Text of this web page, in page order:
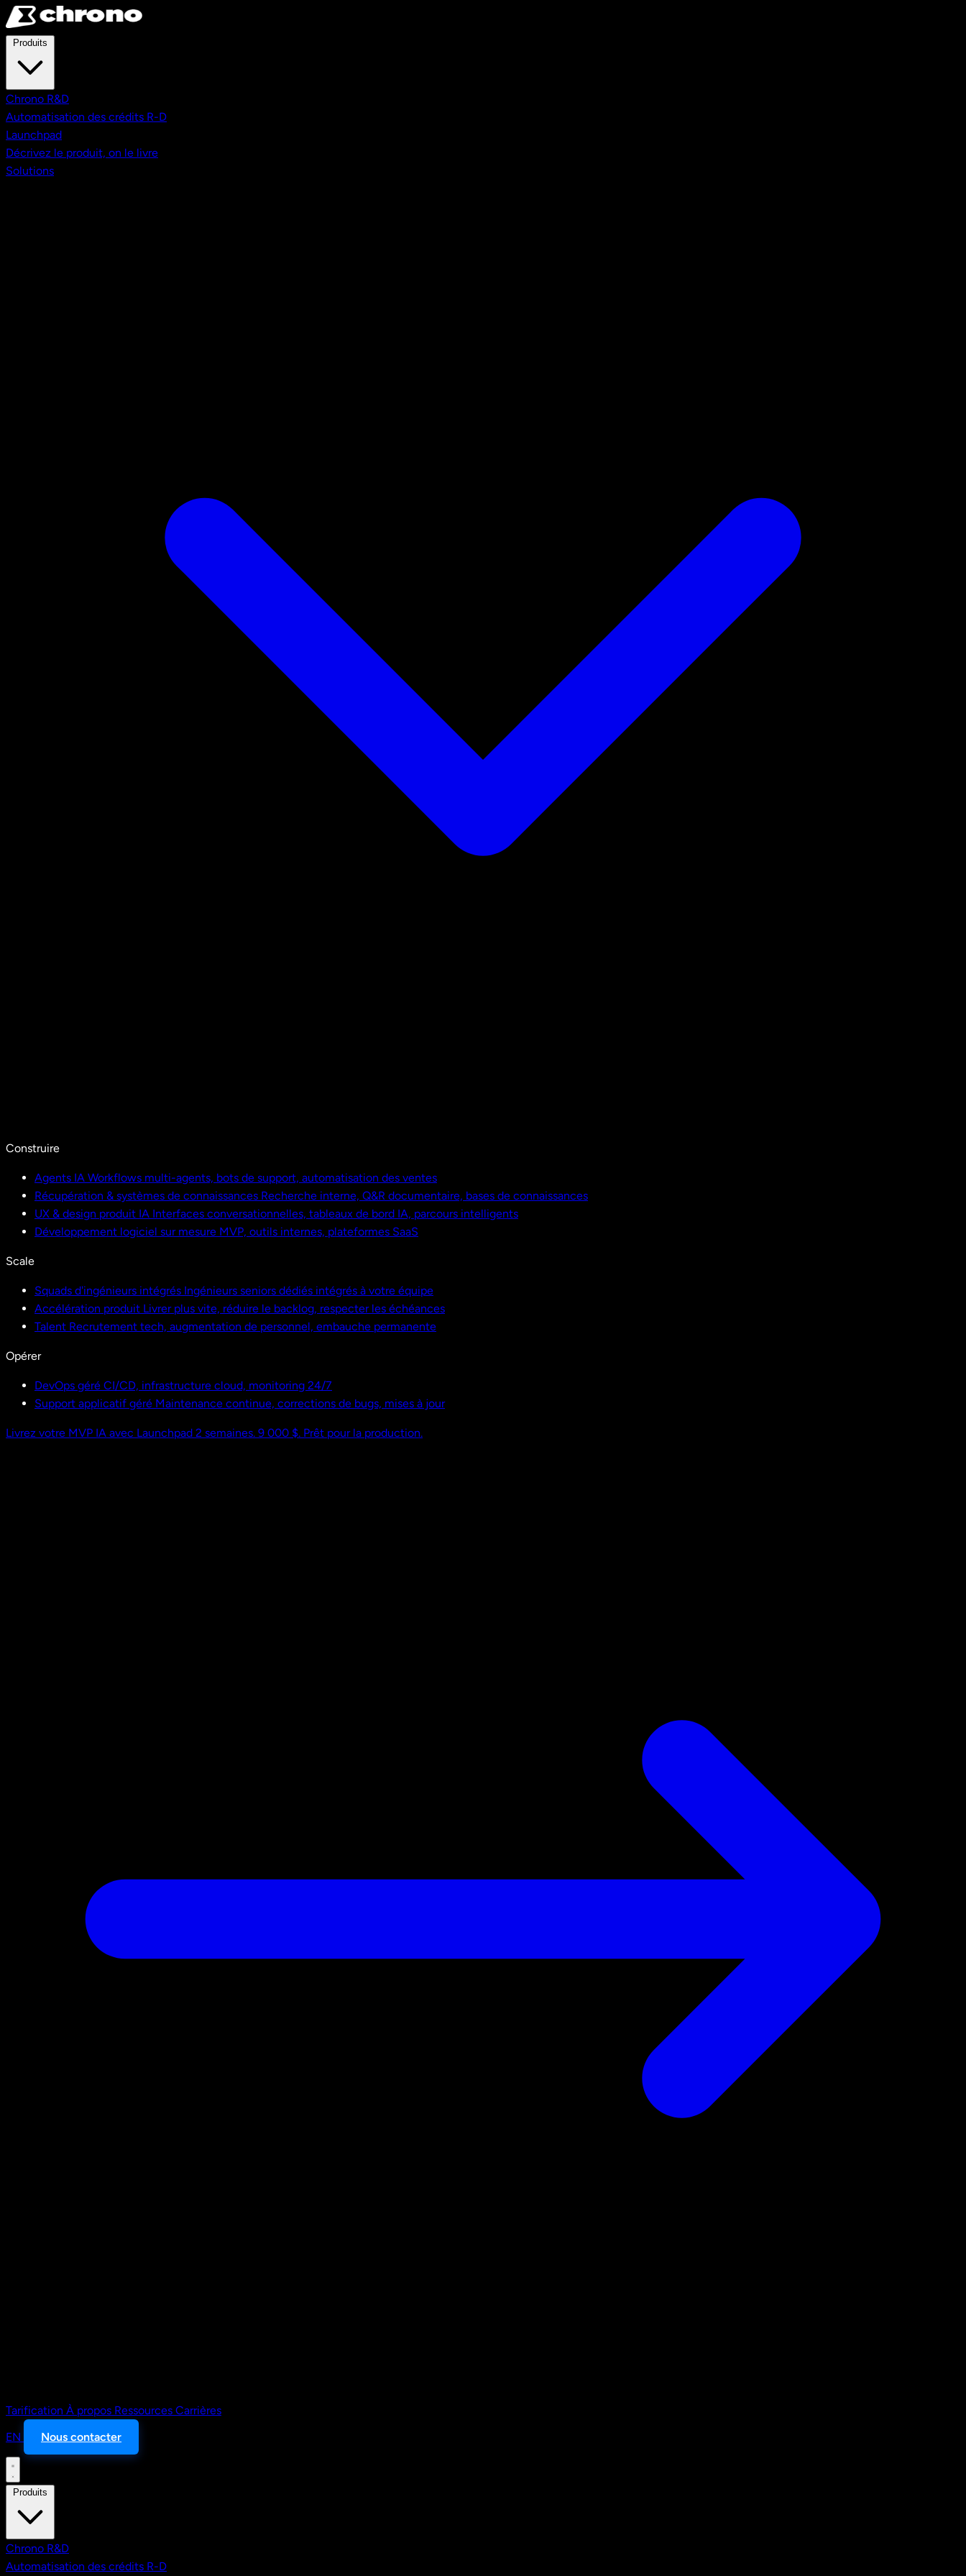
Aller au contenu principal
Chrono R&D
Automatisation des crédits R-D
Launchpad
Décrivez le produit, on le livre
Solutions
Construire
Agents IA Workflows multi-agents, bots de support, automatisation des ventes
Récupération & systèmes de connaissances Recherche interne, Q&R documentaire, bases de connaissances
UX & design produit IA Interfaces conversationnelles, tableaux de bord IA, parcours intelligents
Développement logiciel sur mesure MVP, outils internes, plateformes SaaS
Scale
Squads d'ingénieurs intégrés Ingénieurs seniors dédiés intégrés à votre équipe
Accélération produit Livrer plus vite, réduire le backlog, respecter les échéances
Talent Recrutement tech, augmentation de personnel, embauche permanente
Opérer
DevOps géré CI/CD, infrastructure cloud, monitoring 24/7
Support applicatif géré Maintenance continue, corrections de bugs, mises à jour
Livrez votre MVP IA avec Launchpad 2 semaines. 9 000 $. Prêt pour la production.
Tarification À propos Ressources Carrières
EN
Nous contacter
Chrono R&D
Automatisation des crédits R-D